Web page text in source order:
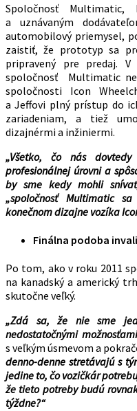
Spoločnosť
a uznávaným
automobilový priemysel,
zaistiť, že prototyp sa
pripravený pre predaj.
spoločnosť Multimatic
spoločnosti Icon
a Jeffovi plný prístup do
zariadeniam, a tiež
dizajnérmi a inžiniermi.
„Všetko, čo nás
profesionálnej úrovni a
by sme kedy mohli
„spoločnosť Multimatic
konečnom dizajne vozíka
Finálna podoba
Po tom, ako v roku 2011
na kanadský a americký
skutočne veľký.
„Zdá sa, že nie sme
nedostatočnými
s veľkým úsmevom a
denno-denne stretávajú s
jedine to, čo vozičkár
že tieto potreby budú
týždne?“